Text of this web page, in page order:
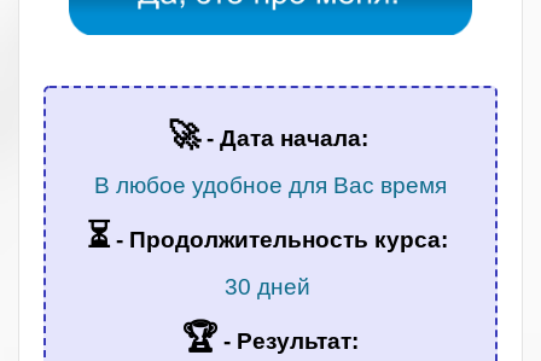
🚀- Дата начала:
В любое удобное для Вас время
⏳- Продолжительность курса:
30 дней
🏆 - Результат: